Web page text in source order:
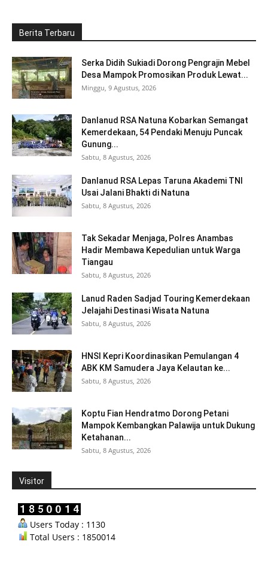
Berita Terbaru
Serka Didih Sukiadi Dorong Pengrajin Mebel
Desa Mampok Promosikan Produk Lewat...
Minggu, 9 Agustus, 2026
Danlanud RSA Natuna Kobarkan Semangat
Kemerdekaan, 54 Pendaki Menuju Puncak
Gunung...
Sabtu, 8 Agustus, 2026
Danlanud RSA Lepas Taruna Akademi TNI
Usai Jalani Bhakti di Natuna
Sabtu, 8 Agustus, 2026
Tak Sekadar Menjaga, Polres Anambas
Hadir Membawa Kepedulian untuk Warga
Tiangau
Sabtu, 8 Agustus, 2026
Lanud Raden Sadjad Touring Kemerdekaan
Jelajahi Destinasi Wisata Natuna
Sabtu, 8 Agustus, 2026
HNSI Kepri Koordinasikan Pemulangan 4
ABK KM Samudera Jaya Kelautan ke...
Sabtu, 8 Agustus, 2026
Koptu Fian Hendratmo Dorong Petani
Mampok Kembangkan Palawija untuk Dukung
Ketahanan...
Sabtu, 8 Agustus, 2026
Visitor
Users Today : 1130
Total Users : 1850014